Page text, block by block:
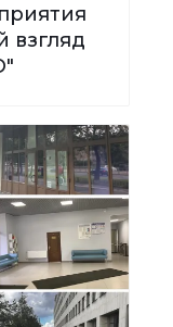
взгляд